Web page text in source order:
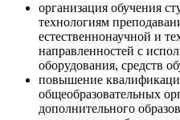
организация обучения
технологиям
естественнонаучной и
направленностей с
оборудования, средств
повышение
общеобразовательных
дополнительного